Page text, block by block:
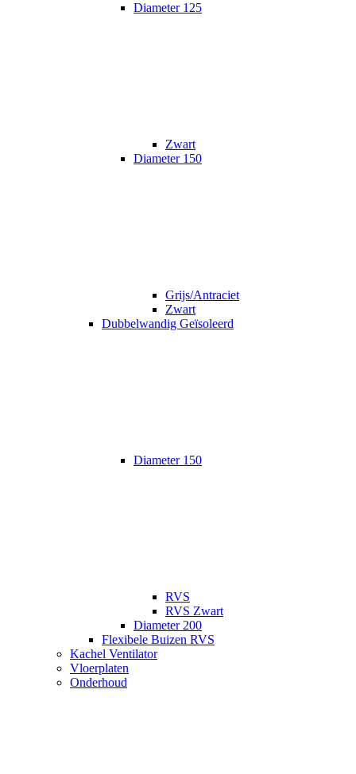
Diameter 125
Zwart
Diameter 150
Grijs/Antraciet
Zwart
Dubbelwandig Geïsoleerd
Diameter 150
RVS
RVS Zwart
Diameter 200
Flexibele Buizen RVS
Kachel Ventilator
Vloerplaten
Onderhoud